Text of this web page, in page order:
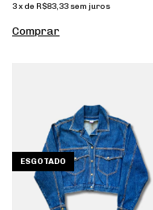
3x de R$83,33 sem juros
ESGOTADO